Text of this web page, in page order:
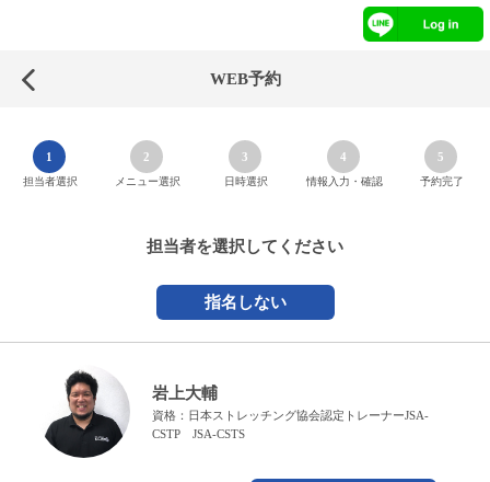
WEB予約
1
担当者選択
2
メニュー選択
3
日時選択
4
情報入力・確認
5
予約完了
担当者を選択してください
指名しない
岩上大輔
資格：日本ストレッチング協会認定トレーナーJSA-
CSTP JSA-CSTS